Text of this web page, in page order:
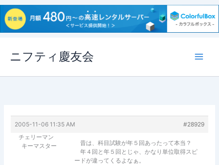
ス
ニフティ慶友会
2005-11-06 11:35 AM
#28929
チェリーマン
キーマスター
昔は、科目試験が年５回あったって本当？
年４回と年５回とじゃ、かなり単位取得スピ
ードが違ってくるよなぁ。